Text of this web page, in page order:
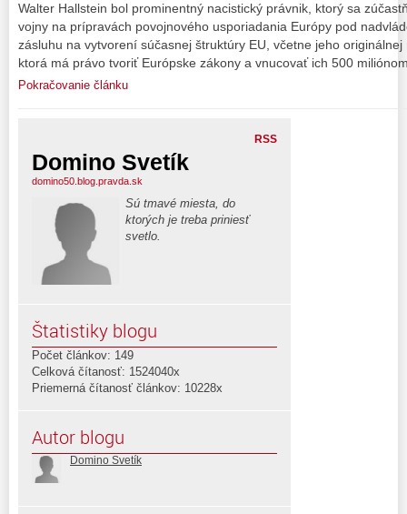
Walter Hallstein bol prominentný nacistický právnik, ktorý sa
vojny na prípravách povojnového usporiadania Európy pod
zásluhu na vytvorení súčasnej štruktúry EU, včetne jeho
ktorá má právo tvoriť Európske zákony a vnucovať ich 500
Pokračovanie článku
RSS
Domino Svetík
domino50.blog.pravda.sk
Sú tmavé miesta, do
ktorých je treba priniesť
svetlo.
Štatistiky blogu
Počet článkov: 149
Celková čítanosť: 1524040x
Priemerná čítanosť článkov: 10228x
Autor blogu
Domino Svetík